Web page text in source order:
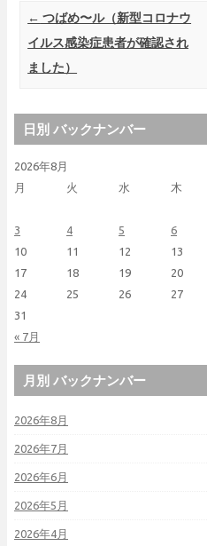
Post navigation
← つばめ〜ル（新型コロナウ
イルス感染症患者が確認され
ました）
日別 バックナンバー
2026年8月
月
火 水 木
« 7月
3
4 5 6
10
11 12 13
17
18 19 20
24
25 26 27
31
月別 バックナンバー
2026年8月
2026年7月
2026年6月
2026年5月
2026年4月